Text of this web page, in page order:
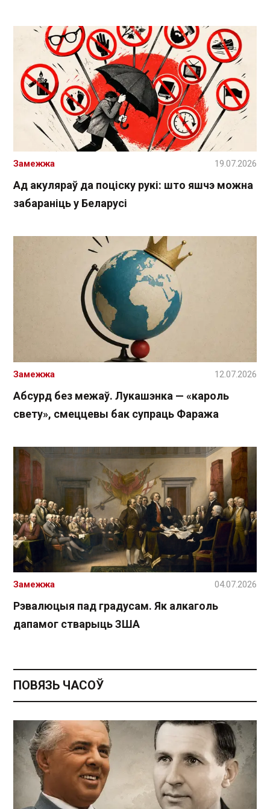
Ад акуляраў да поціску рукі: што яшчэ можна
забараніць у Беларусі
Замежжа 19.07.2026
Абсурд без межаў. Лукашэнка — «кароль
свету», смеццевы бак супраць Фаража
Замежжа 12.07.2026
Рэвалюцыя пад градусам. Як алкаголь
дапамог стварыць ЗША
Замежжа 04.07.2026
ПОВЯЗЬ ЧАСОЎ